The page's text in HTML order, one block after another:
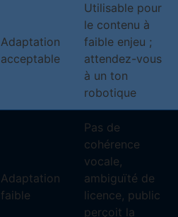
Adaptation
acceptable
Utilisable pour
le contenu à
faible enjeu ;
attendez-vous
à un ton
robotique
Adaptation
faible
Pas de
cohérence
vocale,
ambiguïté de
licence, public
perçoit la